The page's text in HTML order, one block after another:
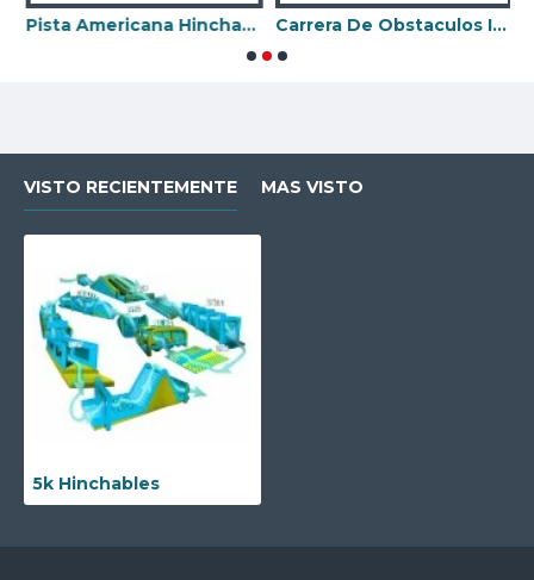
Pista Americana Hinchable Carrera De Obstaculos Inflables Para Adultos
VISTO RECIENTEMENTE MAS VISTO
5k Hinchables